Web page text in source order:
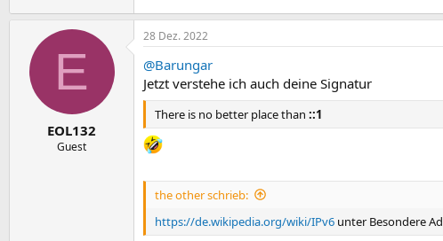
E
EOL132
Guest
28 Dez. 2022
@Barungar
Jetzt verstehe ich auch deine Signatur
There is no better place than ::1
the other schrieb:
https://de.wikipedia.org/wiki/IPv6 unter Besondere